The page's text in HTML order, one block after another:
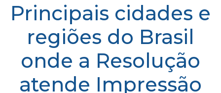
Principais cidades e
regiões do Brasil
onde a Resolução
atende Impressão